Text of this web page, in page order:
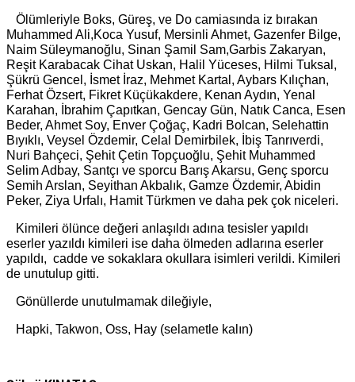
Ölümleriyle Boks, Güreş, ve Do camiasında iz bırakan
Muhammed Ali,Koca Yusuf, Mersinli Ahmet, Gazenfer Bilge,
Naim Süleymanoğlu, Sinan Şamil Sam,Garbis Zakaryan,
Reşit Karabacak Cihat Uskan, Halil Yüceses, Hilmi Tuksal,
Şükrü Gencel, İsmet İraz, Mehmet Kartal, Aybars Kılıçhan,
Ferhat Özsert, Fikret Küçükakdere, Kenan Aydın, Yenal
Karahan, İbrahim Çapıtkan, Gencay Gün, Natık Canca, Esen
Beder, Ahmet Soy, Enver Çoğaç, Kadri Bolcan, Selehattin
Bıyıklı, Veysel Özdemir, Celal Demirbilek, İbiş Tanrıverdi,
Nuri Bahçeci, Şehit Çetin Topçuoğlu, Şehit Muhammed
Selim Adbay, Santçı ve sporcu Barış Akarsu, Genç sporcu
Semih Arslan, Seyithan Akbalık, Gamze Özdemir, Abidin
Peker, Ziya Urfalı, Hamit Türkmen ve daha pek çok niceleri.
Kimileri ölünce değeri anlaşıldı adına tesisler yapıldı
eserler yazıldı kimileri ise daha ölmeden adlarına eserler
yapıldı, cadde ve sokaklara okullara isimleri verildi. Kimileri
de unutulup gitti.
Gönüllerde unutulmamak dileğiyle,
Hapki, Takwon, Oss, Hay (selametle kalın)